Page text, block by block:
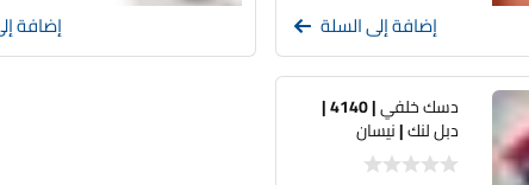
إضافة إلى السلة إضافة
دسك خلفي | 4140 |
دبل لنك | نيسان